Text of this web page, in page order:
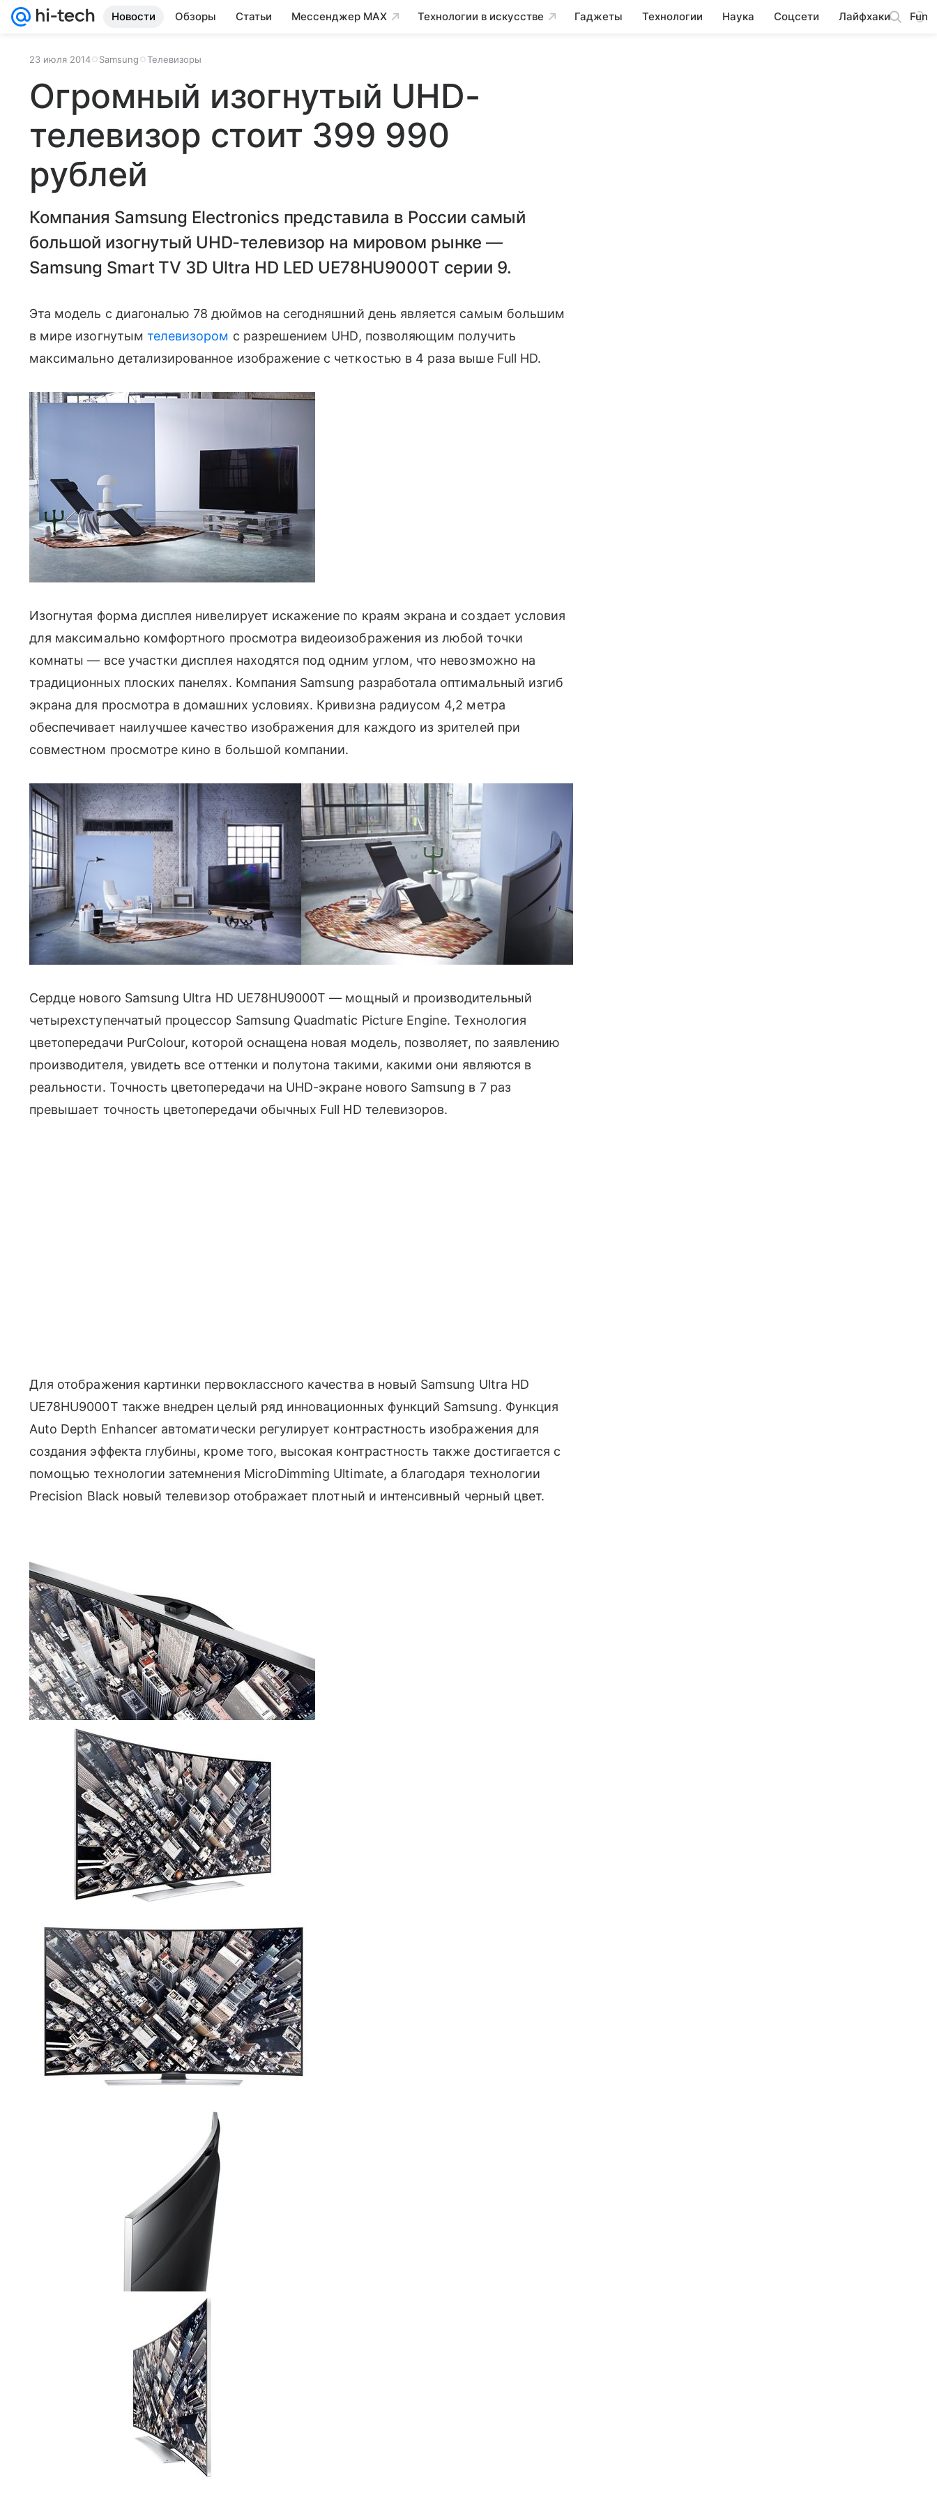
Новости Обзоры Статьи Мессенджер MAX Технологии в искусстве Гаджеты Технологии Наука Соцсети Лайфхаки Fun
23 июля 2014 Samsung Телевизоры
Огромный изогнутый UHD-
телевизор стоит 399 990
рублей
Компания Samsung Electronics представила в России самый
большой изогнутый UHD-телевизор на мировом рынке —
Samsung Smart TV 3D Ultra HD LED UE78HU9000T серии 9.
Эта модель c диагональю 78 дюймов на сегодняшний день является самым большим
в мире изогнутым телевизором с разрешением UHD, позволяющим получить
максимально детализированное изображение с четкостью в 4 раза выше Full HD.
Изогнутая форма дисплея нивелирует искажение по краям экрана и создает условия
для максимально комфортного просмотра видеоизображения из любой точки
комнаты — все участки дисплея находятся под одним углом, что невозможно на
традиционных плоских панелях. Компания Samsung разработала оптимальный изгиб
экрана для просмотра в домашних условиях. Кривизна радиусом 4,2 метра
обеспечивает наилучшее качество изображения для каждого из зрителей при
совместном просмотре кино в большой компании.
Сердце нового Samsung Ultra HD UE78HU9000T — мощный и производительный
четырехступенчатый процессор Samsung Quadmatic Picture Engine. Технология
цветопередачи PurColour, которой оснащена новая модель, позволяет, по заявлению
производителя, увидеть все оттенки и полутона такими, какими они являются в
реальности. Точность цветопередачи на UHD-экране нового Samsung в 7 раз
превышает точность цветопередачи обычных Full HD телевизоров.
Для отображения картинки первоклассного качества в новый Samsung Ultra HD
UE78HU9000T также внедрен целый ряд инновационных функций Samsung. Функция
Auto Depth Enhancer автоматически регулирует контрастность изображения для
создания эффекта глубины, кроме того, высокая контрастность также достигается с
помощью технологии затемнения MicroDimming Ultimate, а благодаря технологии
Precision Black новый телевизор отображает плотный и интенсивный черный цвет.